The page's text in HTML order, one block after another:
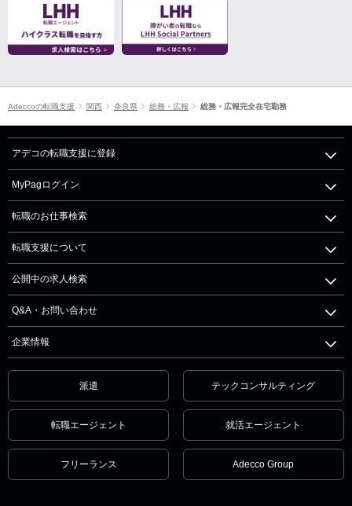
Adeccoの転職支援 関西 奈良県 総務・広報 総務・広報完全在宅勤務
アデコの転職支援に登録
MyPagログイン
転職のお仕事検索
転職支援について
公開中の求人検索
Q&A・お問い合わせ
企業情報
派遣 テックコンサルティング
転職エージェント 就活エージェント
フリーランス Adecco Group